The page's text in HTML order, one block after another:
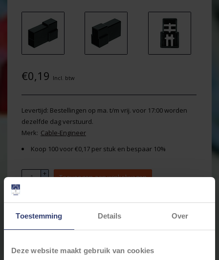
Toestemming Details Over
Deze website maakt gebruik van cookies
€0,19 Incl. btw
Levertijd: Bestellingen op ma. t/m vrij. voor 17:00 worden
dezelfde dag verstuurd.
Merk: Cable-Engineer
Koop 100 voor €0,17 per stuk en bespaar 10%
+
- Toevoegen aan winkelwagen
Email ons over dit product
Aan verlanglijst toevoegen
Afdrukken